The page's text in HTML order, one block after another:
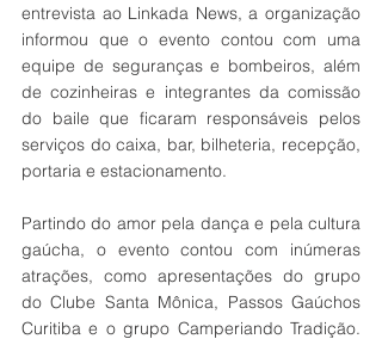
entrevista ao Linkada News, a organização
informou que o evento contou com uma
equipe de seguranças e bombeiros, além
de cozinheiras e integrantes da comissão
do baile que ficaram responsáveis pelos
serviços do caixa, bar, bilheteria, recepção,
portaria e estacionamento.
Partindo do amor pela dança e pela cultura
gaúcha, o evento contou com inúmeras
atrações, como apresentações do grupo
do Clube Santa Mônica, Passos Gaúchos
Curitiba e o grupo Camperiando Tradição.